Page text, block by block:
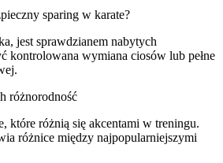
sparing w karate?
jest sprawdzianem nabytych
kontrolowana wymiana ciosów lub pełne
różnorodność
które różnią się akcentami w treningu.
różnice między najpopularniejszymi